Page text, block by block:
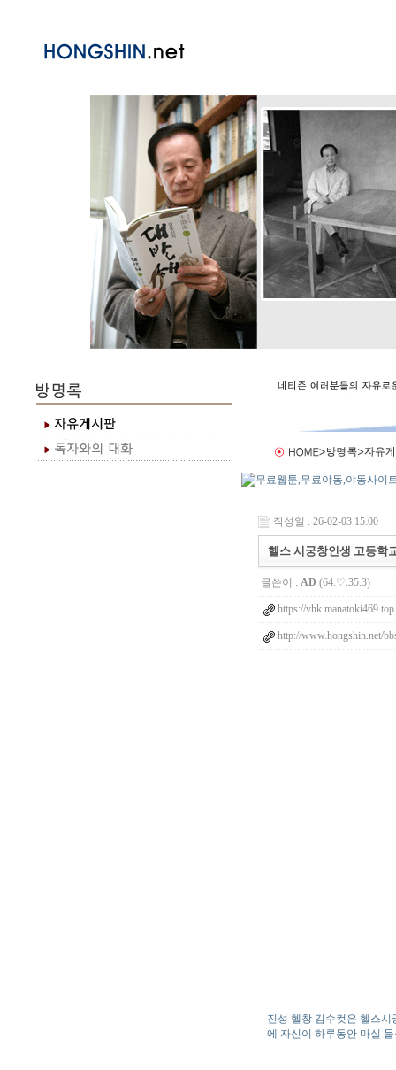
작성일 : 26-02-03 15:00
헬스 시궁창인생 고등학
글쓴이 : AD (64.♡.35.3)
https://vhk.manatoki469.top
http://www.hongshin.net/
진성 헬창 김수컷은 헬스
에 자신이 하루동안 마실